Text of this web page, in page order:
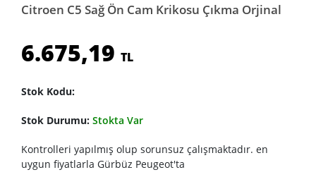
Citroen C5 Sağ Ön Cam Krikosu Çıkma Orjinal
6.675,19 TL
Stok Kodu:
Stok Durumu: Stokta Var
Kontrolleri yapılmış olup sorunsuz çalışmaktadır. en
uygun fiyatlarla Gürbüz Peugeot'ta